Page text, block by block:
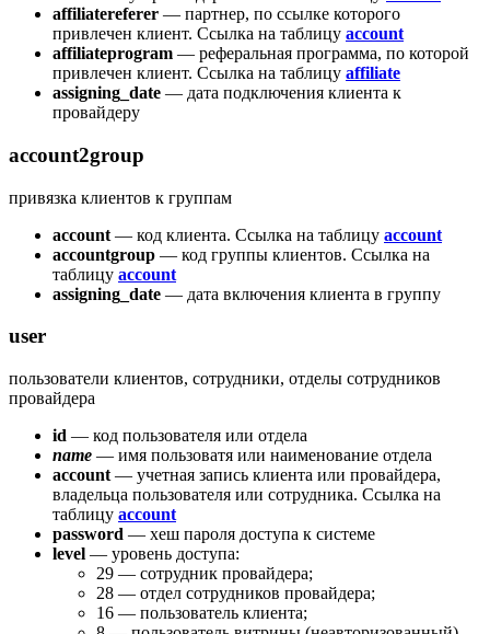
affiliatereferer — партнер, по ссылке которого
привлечен клиент. Ссылка на таблицу account
affiliateprogram — реферальная программа, по которой
привлечен клиент. Ссылка на таблицу affiliate
assigning_date — дата подключения клиента к
провайдеру
account2group
привязка клиентов к группам
account — код клиента. Ссылка на таблицу account
accountgroup — код группы клиентов. Ссылка на
таблицу account
assigning_date — дата включения клиента в группу
user
пользователи клиентов, сотрудники, отделы сотрудников
провайдера
id — код пользователя или отдела
name — имя пользоватя или наименование отдела
account — учетная запись клиента или провайдера,
владельца пользователя или сотрудника. Ссылка на
таблицу account
password — хеш пароля доступа к системе
level — уровень доступа:
29 — сотрудник провайдера;
28 — отдел сотрудников провайдера;
16 — пользователь клиента;